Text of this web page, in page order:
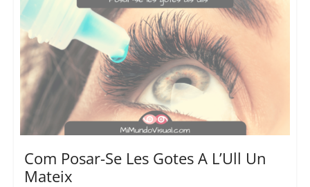
Com Posar-Se Les Gotes A L’Ull Un
Mateix